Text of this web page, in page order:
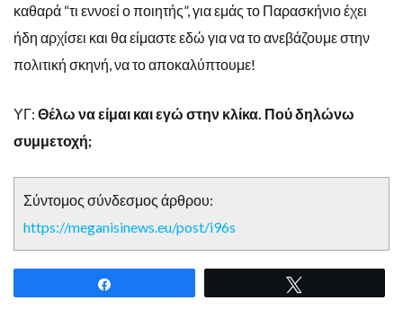
καθαρά “τι εννοεί ο ποιητής”, για εμάς το Παρασκήνιο έχει
ήδη αρχίσει και θα είμαστε εδώ για να το ανεβάζουμε στην
πολιτική σκηνή, να το αποκαλύπτουμε!
ΥΓ: Θέλω να είμαι και εγώ στην κλίκα. Πού δηλώνω
συμμετοχή;
Σύντομος σύνδεσμος άρθρου:
https://meganisinews.eu/post/i96s